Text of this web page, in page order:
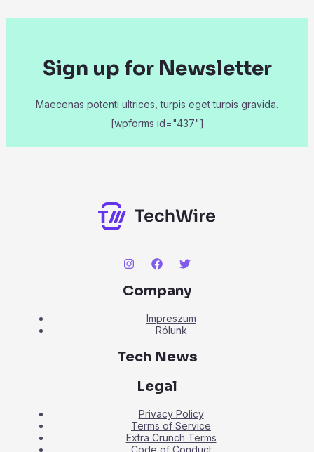
Sign up for Newsletter
Maecenas potenti ultrices, turpis eget turpis gravida.
[wpforms id="437"]
Company
Impreszum
Rólunk
Tech News
Legal
Privacy Policy
Terms of Service
Extra Crunch Terms
Code of Conduct